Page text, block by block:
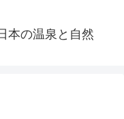
本の温泉と自然